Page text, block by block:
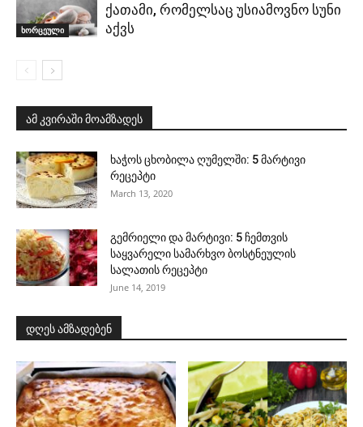
ხორცეული
ქათამი, რომელსაც უსიამოვნო სუნი
აქვს
ამ კვირაში მოამზადეს
ხაჭოს ცხობილა ღუმელში: 5 მარტივი
რეცეპტი
March 13, 2020
გემრიელი და მარტივი: 5 ჩემთვის
საყვარელი სამარხვო ბოსტნეულის
სალათის რეცეპტი
June 14, 2019
დღეს ამზადებენ